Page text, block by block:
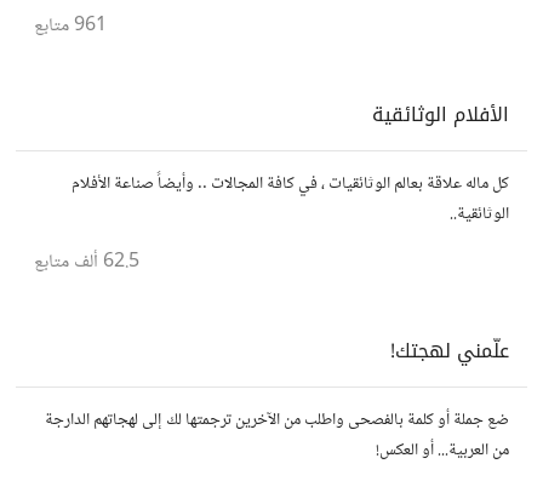
961متابع
الأفلام الوثائقية
كل ماله علاقة بعالم الوثائقيات ، في كافة المجالات .. وأيضاً صناعة الأفلام
الوثائقية..
62.5 ألف متابع
علّمني لهجتك!
ضع جملة أو كلمة بالفصحى واطلب من الآخرين ترجمتها لك إلى لهجاتهم الدارجة
من العربية... أو العكس!